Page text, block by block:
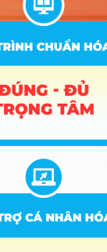
Tin tức
Tin giáo dục nổi bật
Tin tuyển sinh vào
Tin tuyển sinh Đại
Về chúng tôi
Liên hệ
Điều khoản dịch vụ
Chính sách bảo